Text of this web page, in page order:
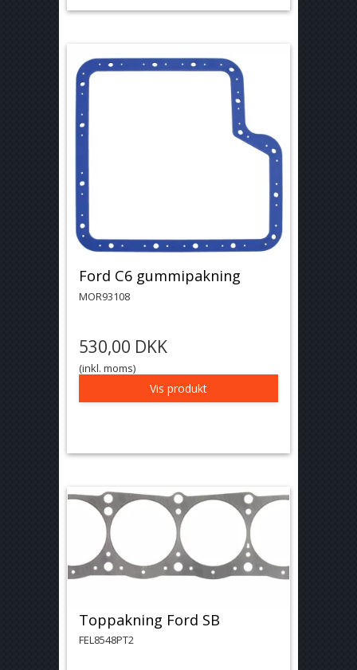
Ford C6 gummipakning
MOR93108
530,00 DKK
(inkl. moms)
Vis produkt
Toppakning Ford SB
FEL8548PT2